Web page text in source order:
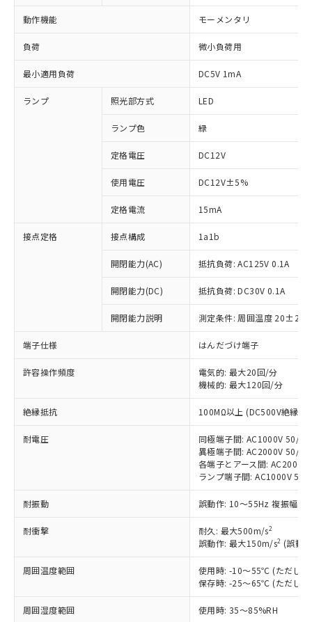
動作機能 モーメンタリ
負荷 微小負荷用
最小適用負荷 DC5V 1mA
ランプ 照光部方式 LED
ランプ色 緑
定格電圧 DC12V
使用電圧 DC12V±5%
定格電流 15mA
接点定格 接点構成 1a1b
開閉能力(AC) 抵抗負荷: AC125V 0.1A
開閉能力(DC) 抵抗負荷: DC30V 0.1A
開閉能力説明 測定条件: 周囲温度 20±2℃
端子仕様 はんだづけ端子
許容操作頻度
電気的: 最大20回/分
機械的: 最大120回/分
絶縁抵抗 100MΩ以上 (DC500V絶縁抵
耐電圧
同極端子間: AC1000V 50/
異極端子間: AC2000V 50/
各端子とアース間:
ランプ端子間: AC1000V
耐振動 誤動作: 10～55Hz 複振幅
耐衝撃 耐久: 最大500m/s2
誤動作: 最大150m/s2 (誤動
周囲温度範囲
使用時: -10～55℃ (ただし、
保存時: -25～65℃ (ただし、
周囲湿度範囲 使用時: 35～85%RH
ご利用条件
以下の条件をお読みいただき、同意のうえ
本サービスは、当社制御機器事業取扱
商品の当社在庫状況および標準価格
(税抜)を提供させていただくもので
当社制御機器事業取扱商品の中には、
本サービスの対象外となる商品もある
在庫状況および標準価格照会結果は、
記載している更新日時点での社内デー
対応済み：EU RoHS指令（10物質）の
非含有に対応した製品が提供可能な商品で
対応予定：EU RoHS指令（10物質）の非含
有に対応した製品に切り替える予定のある
対応予定なし：EU RoHS指令（10物質）の
非含有に非対応の商品で、対応品を出す予
調査・確認中：EU RoHS指令（10物質）の
非含有の対応状況を調査中または確認中の
非該当品：ライセンス料など無形物で、有
害物質有無と関係のない商品です。
仕入先様の事情により、非含有部品として
いたものが、含有品と判明した場合などや
むを得ず変更することがあります。
「○」：最大均質材料含有率が中国RoHSの
基準値以下であることを示します。
「×」：最大均質材料含有率が中国RoHSの
基準値を超えていることを示します。
「－」：未確認です。当社販売部門へお問
い合わせください。
当社は、これら貴社製品のうち、外国
為替および外国貿易法に定める商品
（以下｢規制貨物等」という）を輸出